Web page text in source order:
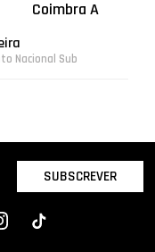
Coimbra A
Nacional Sub
SUBSCREVER